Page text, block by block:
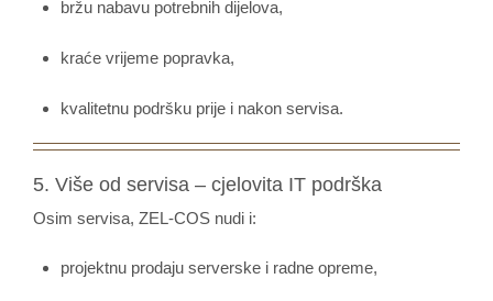
bržu nabavu potrebnih dijelova,
kraće vrijeme popravka,
kvalitetnu podršku prije i nakon servisa.
5. Više od servisa – cjelovita IT podrška
Osim servisa, ZEL-COS nudi i:
projektnu prodaju serverske i radne opreme,